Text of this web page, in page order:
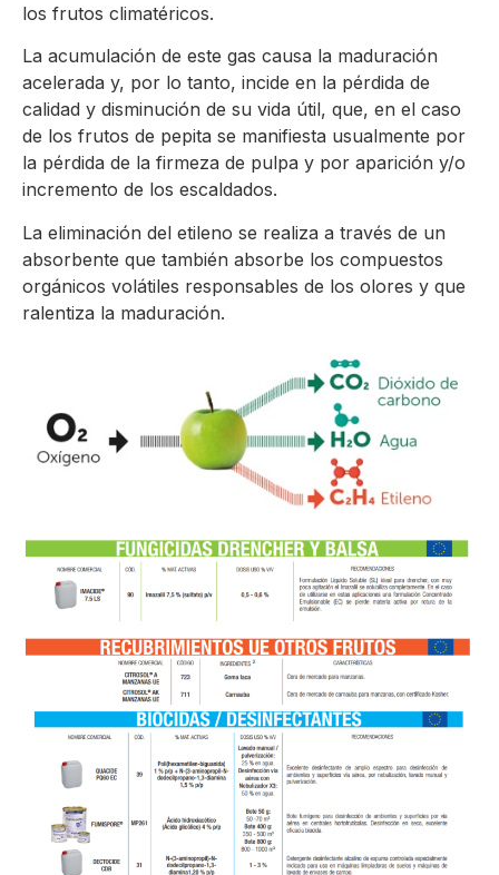
los frutos climatéricos.
La acumulación de este gas causa la maduración
acelerada y, por lo tanto, incide en la pérdida de
calidad y disminución de su vida útil, que, en el caso
de los frutos de pepita se manifiesta usualmente por
la pérdida de la firmeza de pulpa y por aparición y/o
incremento de los escaldados.
La eliminación del etileno se realiza a través de un
absorbente que también absorbe los compuestos
orgánicos volátiles responsables de los olores y que
ralentiza la maduración.